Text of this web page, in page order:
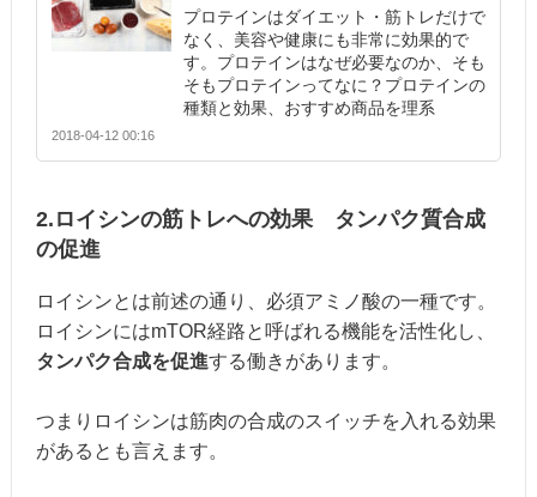
プロテインはダイエット・筋トレだけで
なく、美容や健康にも非常に効果的で
す。プロテインはなぜ必要なのか、そも
そもプロテインってなに？プロテインの
種類と効果、おすすめ商品を理系
2018-04-12 00:16
2.ロイシンの筋トレへの効果 タンパク質合成
の促進
ロイシンとは前述の通り、必須アミノ酸の一種です。
ロイシンにはmTOR経路と呼ばれる機能を活性化し、
タンパク合成を促進する働きがあります。
つまりロイシンは筋肉の合成のスイッチを入れる効果
があるとも言えます。